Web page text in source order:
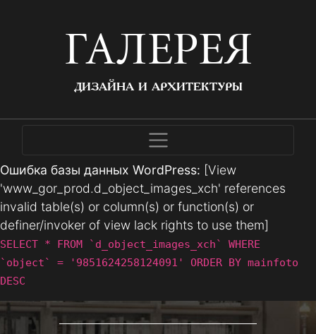
ГАЛЕРЕЯ
ДИЗАЙНА И АРХИТЕКТУРЫ
Ошибка базы данных WordPress: [View
'www_gor_prod.d_object_images_xch' references
invalid table(s) or column(s) or function(s) or
definer/invoker of view lack rights to use them]
SELECT * FROM `d_object_images_xch` WHERE
`object` = '9851624258124091' ORDER BY mainfoto
DESC